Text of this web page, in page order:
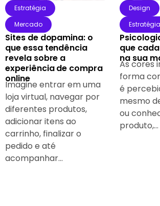
Estratégia
Mercado
Sites de dopamina: o
que essa tendência
revela sobre a
experiência de compra
online
Imagine entrar em uma
loja virtual, navegar por
diferentes produtos,
adicionar itens ao
carrinho, finalizar o
pedido e até
acompanhar...
Design
Estratégia
que
na sua
As cores
forma
é
mesmo
ou
produto,...